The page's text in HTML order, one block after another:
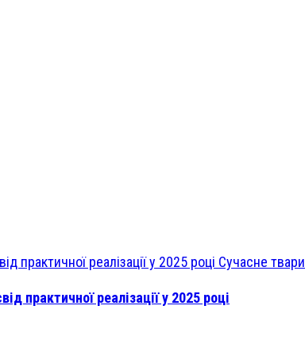
Сучасне
практичної реалізації у 2025 році